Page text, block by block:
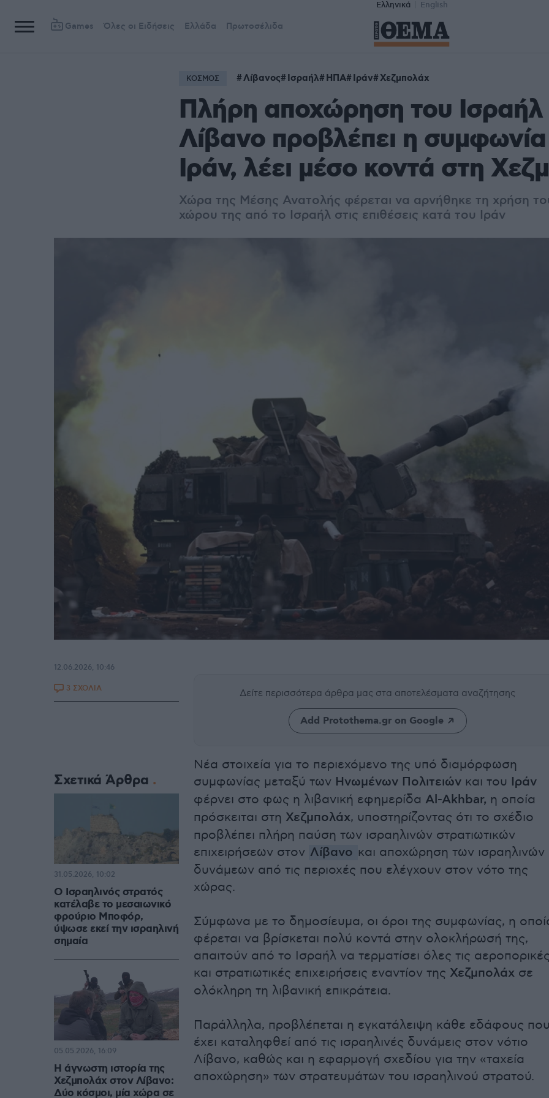
Ελληνικά English
Games Όλες οι Ειδήσεις Ελλάδα Πρωτοσέλιδα
ΚΟΣΜΟΣ Λίβανος Ισραήλ ΗΠΑ Ιράν Χεζμπολάχ
Πλήρη αποχώρηση του
Λίβανο προβλέπει η
Ιράν, λέει μέσο κοντά στη
Χώρα της Μέσης Ανατολής φέρεται να αρνήθηκε τη χρήση
χώρου της από το Ισραήλ στις επιθέσεις κατά του Ιράν
Δείτε περισσότερα άρθρα μας στα αποτελέσματα αναζήτησης
Add Protothema.gr on Google
Νέα στοιχεία για το περιεχόμενο της υπό διαμόρφωση
συμφωνίας μεταξύ των Ηνωμένων Πολιτειών και του Ιράν
φέρνει στο φως η λιβανική εφημερίδα Al-Akhbar, η οποία
πρόσκειται στη Χεζμπολάχ, υποστηρίζοντας ότι το σχέδιο
προβλέπει πλήρη παύση των ισραηλινών στρατιωτικών
επιχειρήσεων στον Λίβανο και αποχώρηση των ισραηλινών
δυνάμεων από τις περιοχές που ελέγχουν στον νότο της
χώρας.
Σύμφωνα με το δημοσίευμα, οι όροι της συμφωνίας, η
φέρεται να βρίσκεται πολύ κοντά στην ολοκλήρωσή της,
απαιτούν από το Ισραήλ να τερματίσει όλες τις
και στρατιωτικές επιχειρήσεις εναντίον της Χεζμπολάχ σε
ολόκληρη τη λιβανική επικράτεια.
Παράλληλα, προβλέπεται η εγκατάλειψη κάθε εδάφους
έχει καταληφθεί από τις ισραηλινές δυνάμεις στον νότιο
Λίβανο, καθώς και η εφαρμογή σχεδίου για την «ταχεία
αποχώρηση» των στρατευμάτων του ισραηλινού στρατού.
12.06.2026, 10:46
3 ΣΧΟΛΙΑ
Σχετικά Άρθρα
Ο Ισραηλινός στρατός
κατέλαβε το μεσαιωνικό
φρούριο Μποφόρ,
ύψωσε εκεί την ισραηλινή
σημαία
31.05.2026, 10:02
Η άγνωστη ιστορία της
Χεζμπολάχ στον Λίβανο:
Δύο κόσμοι, μία χώρα σε
05.05.2026, 16:09